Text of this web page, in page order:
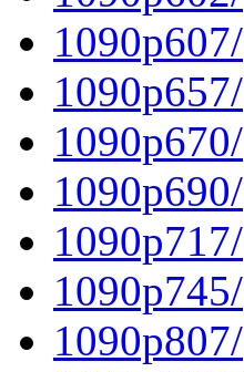
1090p607/
1090p657/
1090p670/
1090p690/
1090p717/
1090p745/
1090p807/